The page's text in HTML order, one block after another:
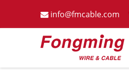
 info@fmcable.com